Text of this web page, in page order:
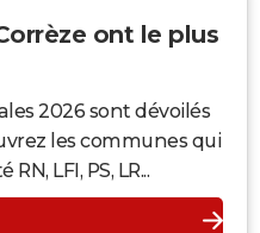
ont le plus
2026 sont dévoilés
les communes qui
LFI, PS, LR...